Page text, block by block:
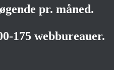
pr. måned.
175 webbureauer.